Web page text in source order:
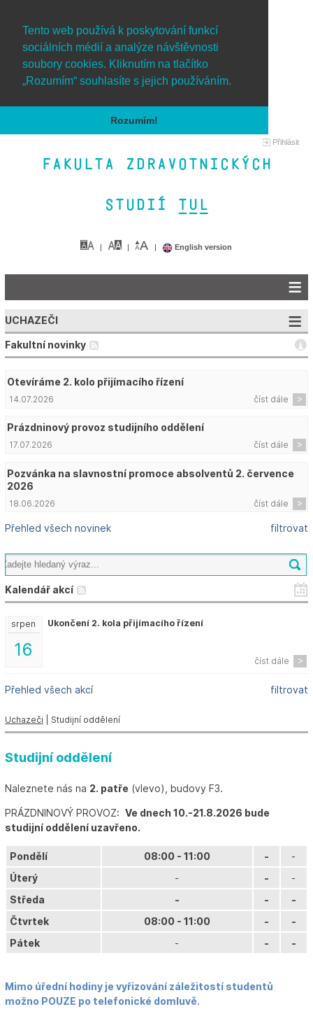
Tento web používá k poskytování funkcí
sociálních médií a analýze návštěvnosti
soubory cookies. Kliknutím na tlačítko
„Rozumím“ souhlasíte s jejich používáním.
Rozumím!
Přihlásit
Fakulta zdravotnických
studií TUL&
English version
UCHAZEČI
Fakultní novinky
Otevíráme 2. kolo přijímacího řízení
číst dále
14.07.2026
Prázdninový provoz studijního oddělení
číst dále
17.07.2026
Pozvánka na slavnostní promoce absolventů 2. července
2026
číst dále
18.06.2026
Přehled všech novinek filtrovat
Kalendář akcí
16
srpen Ukončení 2. kola přijímacího řízení
číst dále
Přehled všech akcí filtrovat
Uchazeči | Studijní oddělení
Studijní oddělení
Naleznete nás na 2. patře (vlevo), budovy F3.
PRÁZDNINOVÝ PROVOZ: Ve dnech 10.-21.8.2026 bude
studijní oddělení uzavřeno.
Pondělí 08:00 - 11:00 -
-
Úterý
- -
-
Středa
- -
-
Čtvrtek
08:00 - 11:00 -
-
Pátek
- - -
Mimo úřední hodiny je vyřizování záležitostí studentů
možno POUZE po telefonické domluvě.